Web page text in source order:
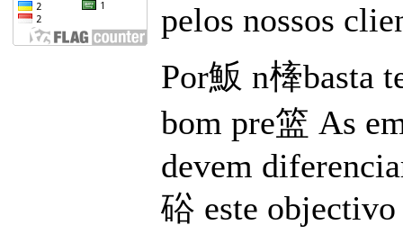
pelos nossos
Por魬 n㯠basta
bom pre篮 As
devem
硲 este objectivo